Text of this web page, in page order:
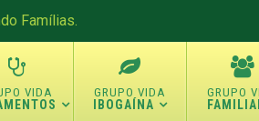
Famílias.
IBOGAÍNA